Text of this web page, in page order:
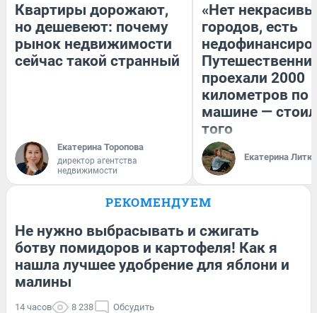
Квартиры дорожают,
но дешевеют: почему
рынок недвижимости
сейчас такой странный
Екатерина Торопова
директор агентства
недвижимости
«Нет
городов, есть
проехали 2000
километров по
машине —
того
Екатерина
РЕКОМЕНДУЕМ
Не нужно выбрасывать и сжигать
ботву помидоров и картофеля! Как я
нашла лучшее удобрение для яблони и
малины
14 часов 8 238 Обсудить